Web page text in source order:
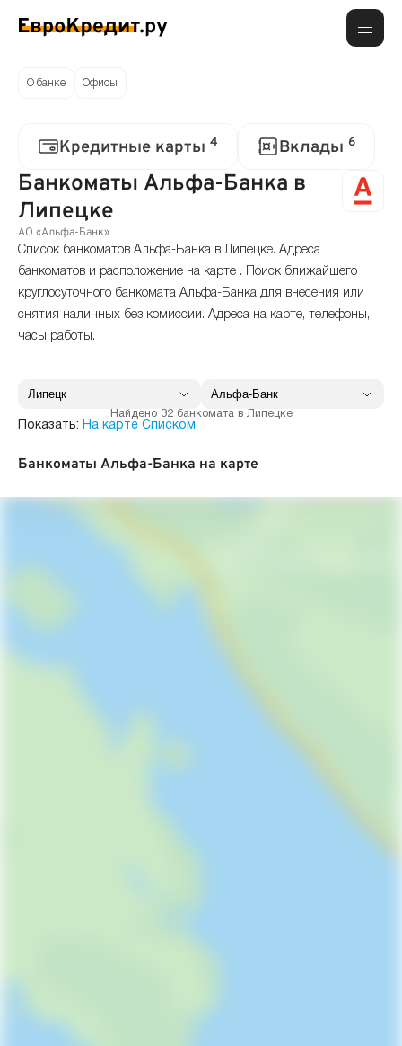
О банке Офисы
Кредитные карты 4 Вклады 6
Банкоматы Альфа-Банка в
Липецке
АО «Альфа-Банк»
Список банкоматов Альфа-Банка в Липецке. Адреса
банкоматов и расположение на карте . Поиск ближайшего
круглосуточного банкомата Альфа-Банка для внесения или
снятия наличных без комиссии. Адреса на карте, телефоны,
часы работы.
Найдено 32 банкомата в Липецке
Показать: На карте Списком
Банкоматы Альфа-Банка на карте